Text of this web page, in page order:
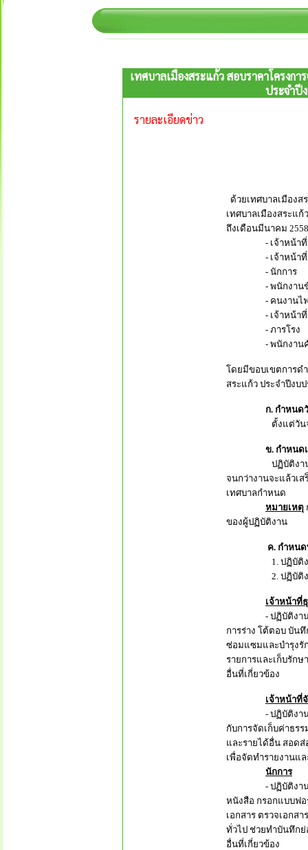
เทศบาลเมืองสระแก้ว สอบราคาโครงก
ประจำปี
รายละเอียดข่าว
ด้วยเทศบาลเมือง
เทศบาลเมืองสระแ
ถึงเดือนมีนาคม
- เจ้าหน้าที่ธุร
- เจ้าหน้าที่จัดเ
- นักการ จำ
- พนักงานขับร
- คนงานไฟฟ้
- เจ้าหน้าที่รักษา
- ภารโรง จ
- พนักงานคัดแ
โดยมีขอบเขตการด
สระแก้ว ประจำปีงบ
ก. กำหนด
ตั้งแต่วันจันทร์
ข. กำหนด
ปฏิบัติงานระหว่าง
จนกว่างานจะแล้วเ
เทศบาลกำหนด
หมายเหตุ
ของผู้ปฏิบัติงาน
ค. กำหนดพื้
1. ปฏิบัติงานอยู่ใ
2. ปฏิบัติงานเ
เจ้าหน้าที่
- ปฏิบัติงานเกี่ยว
การร่าง โต้ตอบ บัน
ซ่อมแซมและบำรุงรั
รายการและเก็บรัก
อื่นที่เกี่ยวข้อง
เจ้าหน้าที่
- ปฏิบัติงานเกี่ยว
กับการจัดเก็บค่าธร
และรายได้อื่น สอดส่
เพื่อจัดทำรายงานแ
นักการ
- ปฏิบัติงานเกี่ยว
หนังสือ กรอกแบบฟ
เอกสาร ตรวจเอก
ทั่วไป ช่วยทำบันทึก
อื่นที่เกี่ยวข้อง